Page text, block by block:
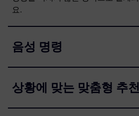
요.
음성 명령
상황에 맞는 맞춤형 추천